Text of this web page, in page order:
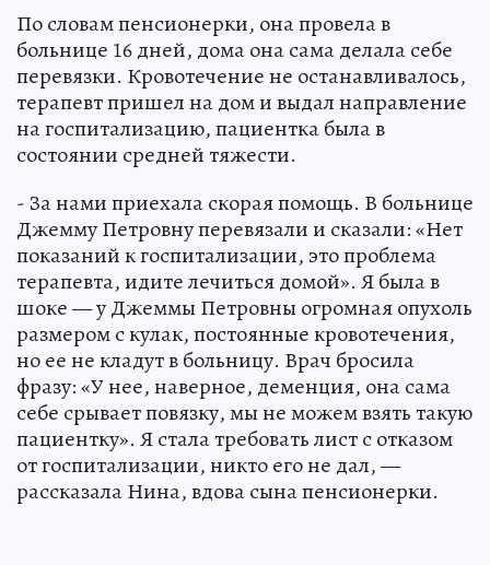
По словам пенсионерки, она провела в
больнице 16 дней, дома она сама делала себе
перевязки. Кровотечение не останавливалось,
терапевт пришел на дом и выдал направление
на госпитализацию, пациентка была в
состоянии средней тяжести.
- За нами приехала скорая помощь. В больнице
Джемму Петровну перевязали и сказали: «Нет
показаний к госпитализации, это проблема
терапевта, идите лечиться домой». Я была в
шоке — у Джеммы Петровны огромная опухоль
размером с кулак, постоянные кровотечения,
но ее не кладут в больницу. Врач бросила
фразу: «У нее, наверное, деменция, она сама
себе срывает повязку, мы не можем взять такую
пациентку». Я стала требовать лист с отказом
от госпитализации, никто его не дал, —
рассказала Нина, вдова сына пенсионерки.